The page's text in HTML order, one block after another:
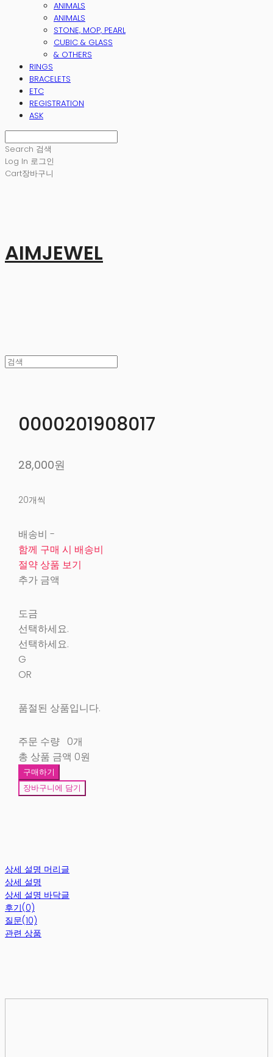
ANIMALS
ANIMALS
STONE, MOP, PEARL
CUBIC & GLASS
& OTHERS
RINGS
BRACELETS
ETC
REGISTRATION
ASK
Search 검색
Log In 로그인
Cart장바구니
AIMJEWEL
0000201908017
28,000원
20개씩
배송비 -
함께 구매 시 배송비
절약 상품 보기
추가 금액
도금
선택하세요.
선택하세요.
G
OR
품절된 상품입니다.
주문 수량 0개
총 상품 금액 0원
구매하기
장바구니에 담기
상세 설명 머리글
상세 설명
상세 설명 바닥글
후기(0)
질문(10)
관련 상품